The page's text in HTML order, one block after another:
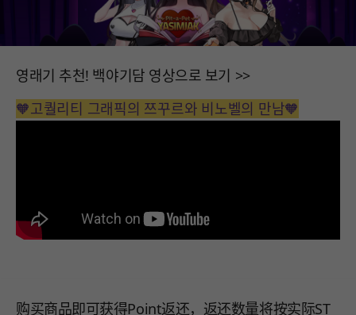
영래기 추천! 백야기담 영상으로 보기 >>
🧡고퀄리티 그래픽의 쯔꾸르와 비노벨의 만남🧡
购买商品即可获得Point返还，返还数量将按实际ST